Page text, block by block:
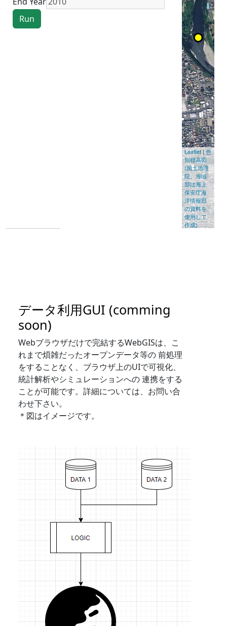
データ利用GUI (comming
soon)
Webブラウザだけで完結するWebGISは、こ
れまで煩雑だったオープンデータ等の 前処理
をすることなく、ブラウザ上のUIで可視化、
統計解析やシミュレーションへの 連携をする
ことが可能です。詳細については、お問い合
わせ下さい。
＊図はイメージです。